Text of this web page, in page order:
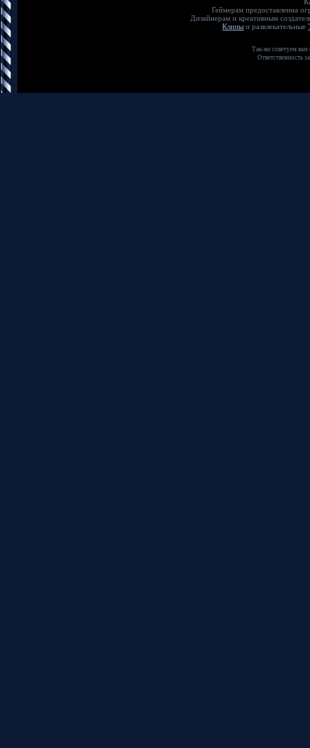
Геймерам предоставленна
Дизайнерам и креативным
Клипы и развлекательные
Так-же советуем
Ответственность